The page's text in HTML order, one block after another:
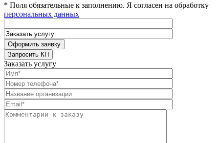
* Поля обязательные к заполнению. Я согласен на обработку
персональных данных
Заказать услугу